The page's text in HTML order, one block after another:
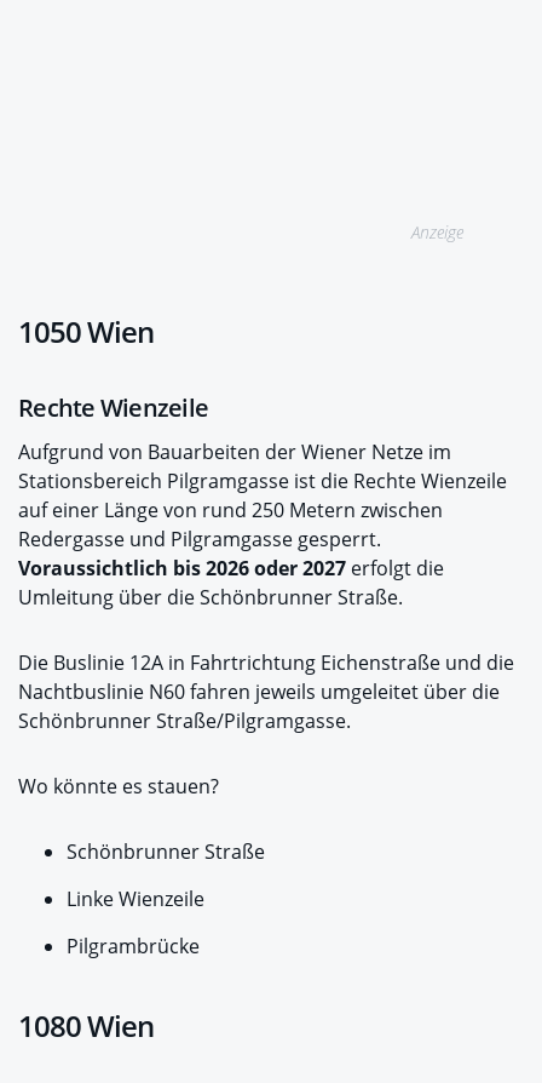
Anzeige
1050 Wien
Rechte Wienzeile
Aufgrund von Bauarbeiten der Wiener Netze im
Stationsbereich Pilgramgasse ist die Rechte Wienzeile
auf einer Länge von rund 250 Metern zwischen
Redergasse und Pilgramgasse gesperrt.
Voraussichtlich bis 2026 oder 2027 erfolgt die
Umleitung über die Schönbrunner Straße.
Die Buslinie 12A in Fahrtrichtung Eichenstraße und die
Nachtbuslinie N60 fahren jeweils umgeleitet über die
Schönbrunner Straße/Pilgramgasse.
Wo könnte es stauen?
Schönbrunner Straße
Linke Wienzeile
Pilgrambrücke
1080 Wien